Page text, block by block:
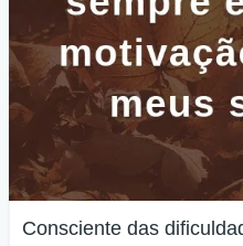
Consciente das